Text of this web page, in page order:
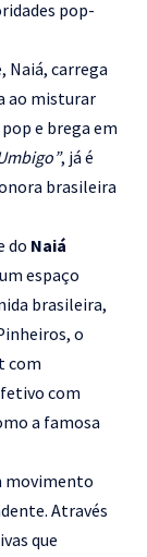
pop-
Naiá, carrega
ao misturar
e brega em
, já é
brasileira
do Naiá
espaço
brasileira,
o
com
com
a famosa
movimento
Através
que